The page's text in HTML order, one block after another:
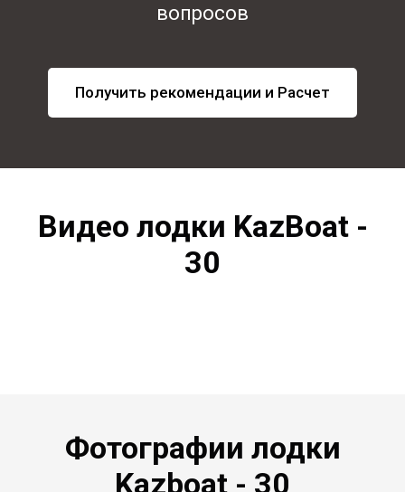
вопросов
Получить рекомендации и Расчет
Видео лодки KazBoat -
30
Фотографии лодки
Kazboat - 30